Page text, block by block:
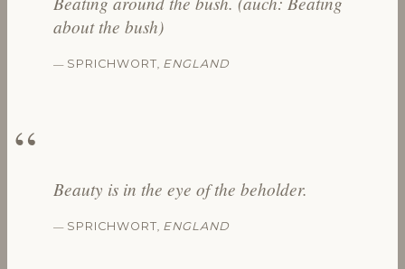
about the bush)
— SPRICHWORT ENGLAND
Beauty is in the eye of the beholder.
— SPRICHWORT ENGLAND